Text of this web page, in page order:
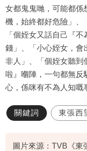
女都鬼鬼哋，可能都係
機，始終都好危險」、
「個姪女又話自己『
錢」、「小心姪女，會
非人」、「個姪女聽到
啦』嗰陣，一句都無反
心，係咪有不為人知嘅
關鍵詞 東張西
圖片來源：TVB《東